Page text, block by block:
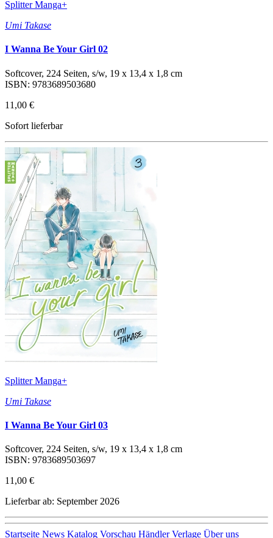
Splitter Manga+
Umi Takase
I Wanna Be Your Girl 02
Softcover, 224 Seiten, s/w, 19 x 13,4 x 1,8 cm
ISBN: 9783689503680
11,00 €
Sofort lieferbar
Splitter Manga+
Umi Takase
I Wanna Be Your Girl 03
Softcover, 224 Seiten, s/w, 19 x 13,4 x 1,8 cm
ISBN: 9783689503697
11,00 €
Lieferbar ab: September 2026
Startseite News Katalog Vorschau Händler Verlage Über uns